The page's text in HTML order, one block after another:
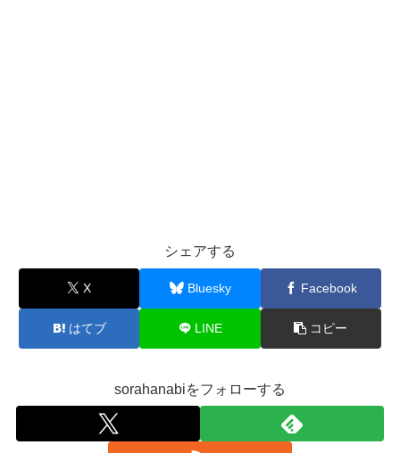
シェアする
X Bluesky Facebook
はてブ LINE コピー
sorahanabiをフォローする